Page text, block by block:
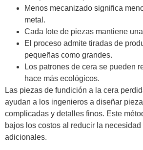
Menos mecanizado significa
metal.
Cada lote de piezas mantiene
El proceso admite tiradas de
pequeñas como grandes.
Los patrones de cera se pueden
hace más ecológicos.
Las piezas de fundición a la cera
ayudan a los ingenieros a diseñar
complicadas y detalles finos. Este
bajos los costos al reducir la
adicionales.